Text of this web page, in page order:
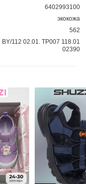
6402993100
экокожа
562
112 02.01. ТР007 118.01
02390